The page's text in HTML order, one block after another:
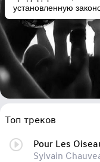
установленную
Топ треков
Pour Les
Sylvain